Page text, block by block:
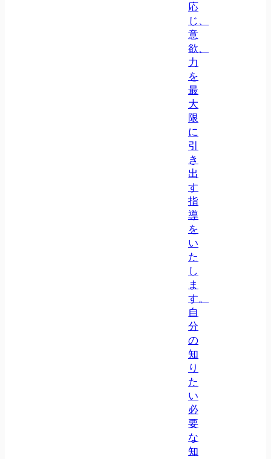
応
じ、
意
欲、
力
を
最
大
限
に
引
き
出
す
指
導
を
い
た
し
ま
す。
自
分
の
知
り
た
い
必
要
な
知